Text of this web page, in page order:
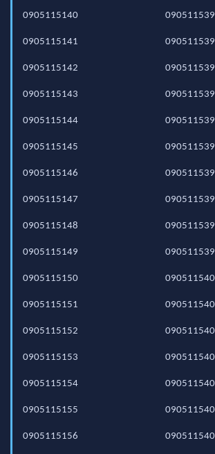
0905115140
0905115141
0905115142
0905115143
0905115144
0905115145
0905115146
0905115147
0905115148
0905115149
0905115150
0905115151
0905115152
0905115153
0905115154
0905115155
0905115156